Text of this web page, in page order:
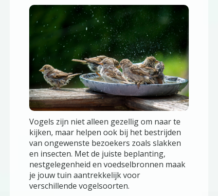
Vogels zijn niet alleen gezellig om naar te
kijken, maar helpen ook bij het bestrijden
van ongewenste bezoekers zoals slakken
en insecten. Met de juiste beplanting,
nestgelegenheid en voedselbronnen maak
je jouw tuin aantrekkelijk voor
verschillende vogelsoorten.